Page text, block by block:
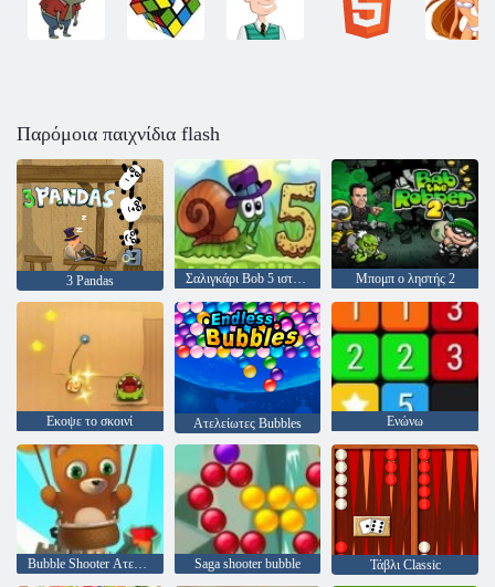
Παρόμοια παιχνίδια flash
3 Pandas Σαλιγκάρι Bob 5 ιστορία αγάπης Μπομπ ο ληστής 2
Εκοψε το σκοινί Ατελείωτες Bubbles Ενώνω
Bubble Shooter Ατελείωτες Saga shooter bubble Τάβλι Classic